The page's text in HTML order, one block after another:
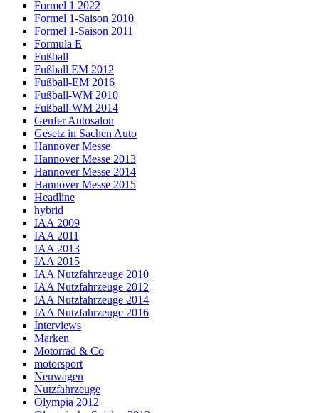
Formel 1 2022
Formel 1-Saison 2010
Formel 1-Saison 2011
Formula E
Fußball
Fußball EM 2012
Fußball-EM 2016
Fußball-WM 2010
Fußball-WM 2014
Genfer Autosalon
Gesetz in Sachen Auto
Hannover Messe
Hannover Messe 2013
Hannover Messe 2014
Hannover Messe 2015
Headline
hybrid
IAA 2009
IAA 2011
IAA 2013
IAA 2015
IAA Nutzfahrzeuge 2010
IAA Nutzfahrzeuge 2012
IAA Nutzfahrzeuge 2014
IAA Nutzfahrzeuge 2016
Interviews
Marken
Motorrad & Co
motorsport
Neuwagen
Nutzfahrzeuge
Olympia 2012